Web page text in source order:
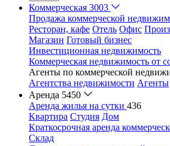
Коммерческая 3003
Продажа коммерческой
Ресторан, кафе Отель Офис
Магазин Готовый бизнес
Инвестиционная недвижимость
Коммерческая недвижимость от
Агенты по коммерческой
Агентства недвижимости Агенты
Аренда 5450
Аренда жилья на сутки 436
Квартира Студия Дом
Краткосрочная аренда
Склад